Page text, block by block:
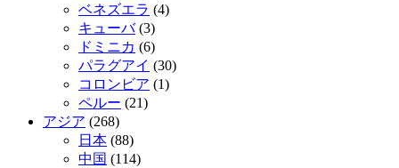
ベネズエラ (4)
キューバ(3)
ドミニカ (6)
パラグアイ (30)
コロンビア (1)
ペルー (21)
アジア (268)
日本 (88)
中国 (114)